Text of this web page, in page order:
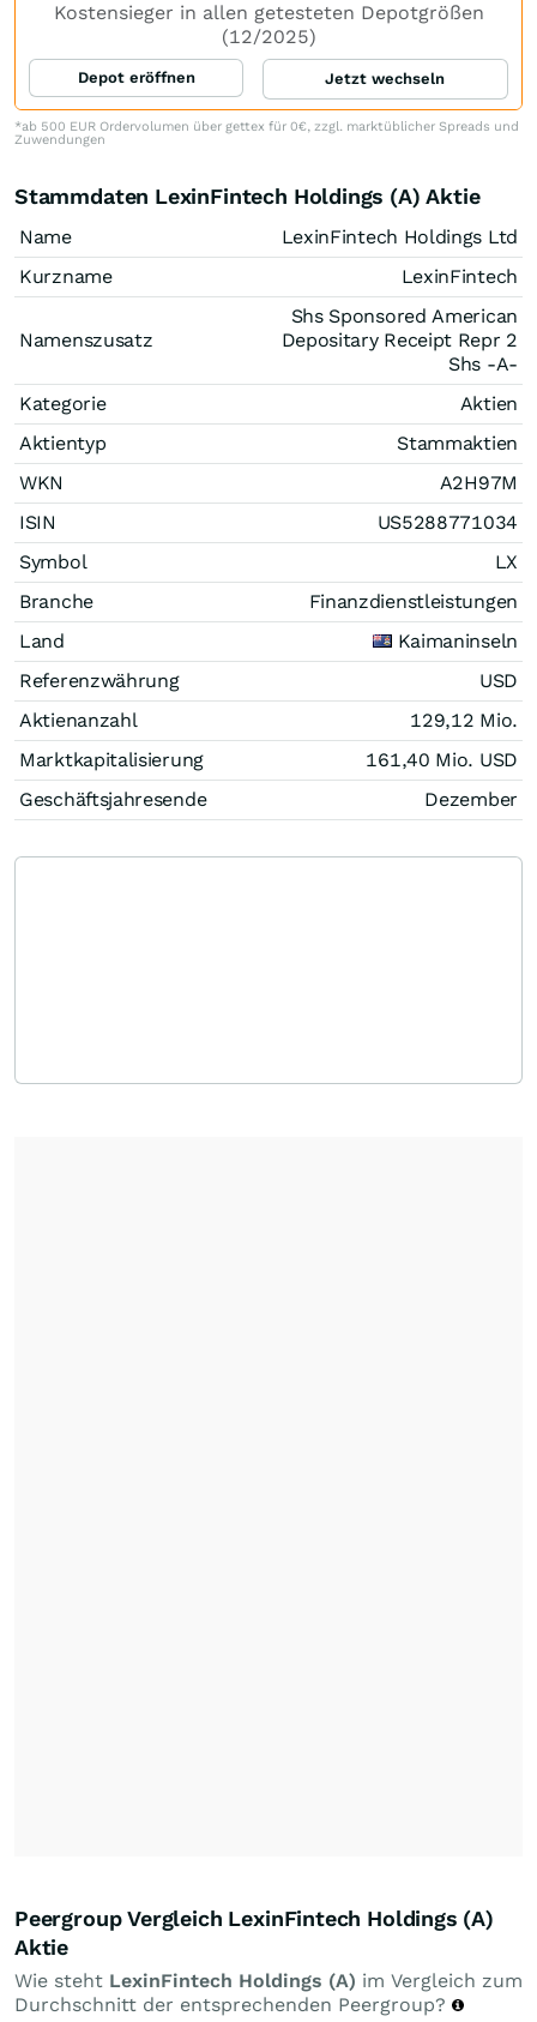
Kostensieger in allen getesteten Depotgrößen
(12/2025)
Depot eröffnen Jetzt wechseln
*ab 500 EUR Ordervolumen über gettex für 0€, zzgl. marktüblicher Spreads und
Zuwendungen
Stammdaten LexinFintech Holdings (A) Aktie
Name
LexinFintech Holdings Ltd
Kurzname
LexinFintech
Namenszusatz
Shs Sponsored American
Depositary Receipt Repr 2
Shs -A-
Kategorie
Aktien
Aktientyp
Stammaktien
WKN
A2H97M
ISIN
US5288771034
Symbol
LX
Branche
Finanzdienstleistungen
Land
Kaimaninseln
Referenzwährung
USD
Aktienanzahl
129,12 Mio.
Marktkapitalisierung
161,40 Mio. USD
Geschäftsjahresende
Dezember
Peergroup Vergleich LexinFintech Holdings (A)
Aktie
Wie steht LexinFintech Holdings (A) im Vergleich zum
Durchschnitt der entsprechenden Peergroup?